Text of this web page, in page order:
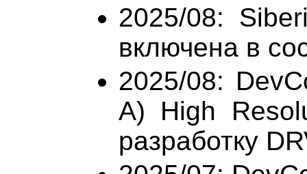
2025/08:
включена в
2025/08:
A) High
разработку